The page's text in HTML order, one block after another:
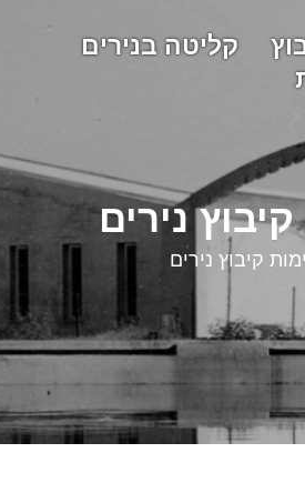
קליטה בנירים
נירים
קיבוץ נירים